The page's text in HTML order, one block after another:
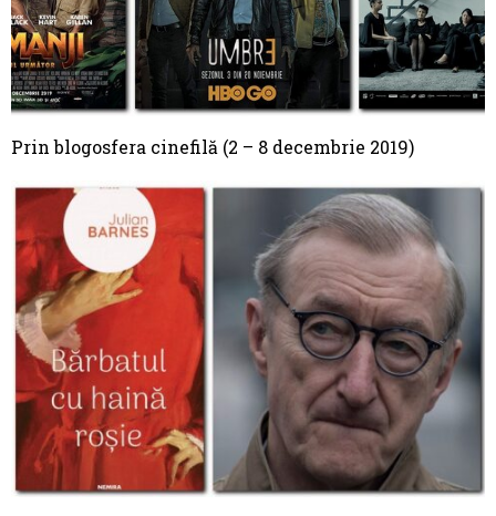
Prin blogosfera cinefilă (2 – 8 decembrie 2019)